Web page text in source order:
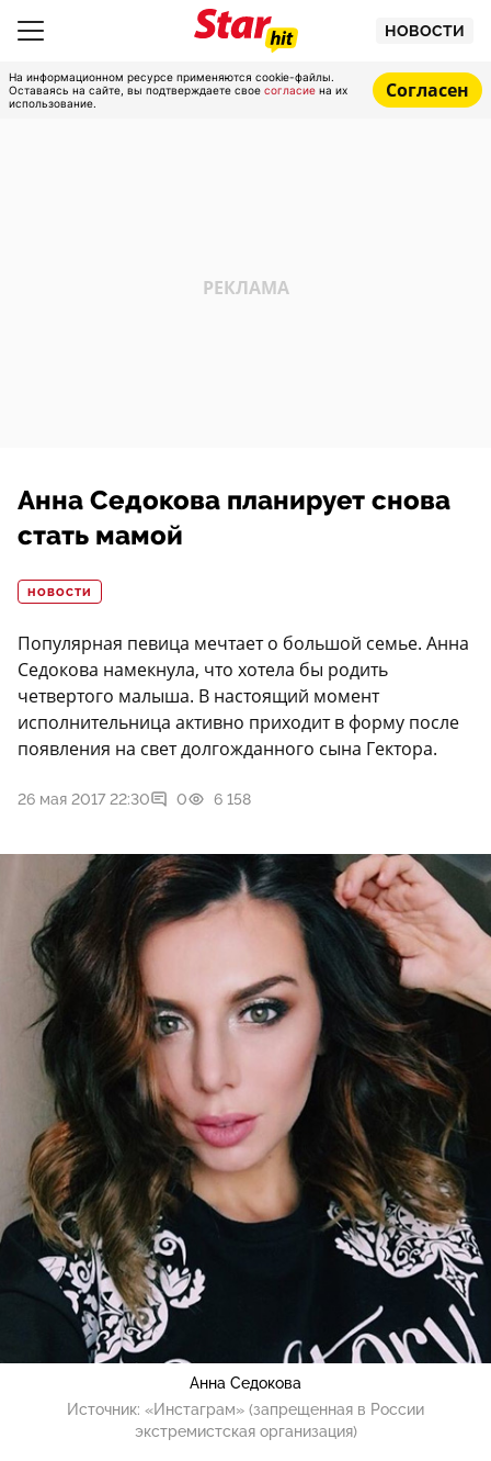
НОВОСТИ
На информационном ресурсе применяются cookie-файлы.
Оставаясь на сайте, вы подтверждаете свое согласие на их
использование.
Согласен
Анна Седокова планирует снова
стать мамой
НОВОСТИ
Популярная певица мечтает о большой семье. Анна
Седокова намекнула, что хотела бы родить
четвертого малыша. В настоящий момент
исполнительница активно приходит в форму после
появления на свет долгожданного сына Гектора.
26 мая 2017 22:30 0 6 158
Анна Седокова
Источник: «Инстаграм» (запрещенная в России
экстремистская организация)